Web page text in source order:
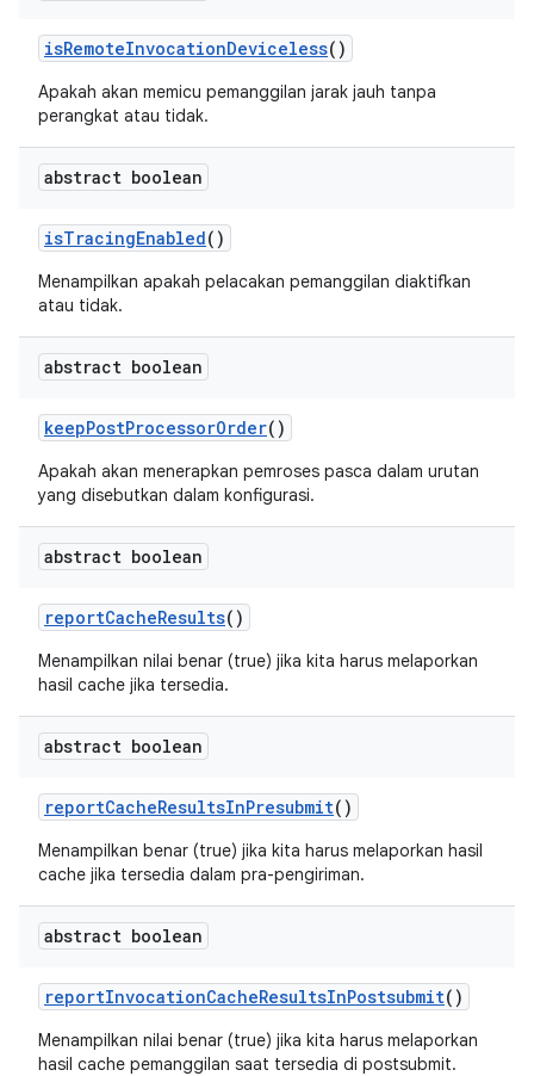
isRemoteInvocationDeviceless()
Apakah akan memicu pemanggilan jarak jauh tanpa
perangkat atau tidak.
abstract boolean
isTracingEnabled()
Menampilkan apakah pelacakan pemanggilan diaktifkan
atau tidak.
abstract boolean
keepPostProcessorOrder()
Apakah akan menerapkan pemroses pasca dalam urutan
yang disebutkan dalam konfigurasi.
abstract boolean
reportCacheResults()
Menampilkan nilai benar (true) jika kita harus melaporkan
hasil cache jika tersedia.
abstract boolean
reportCacheResultsInPresubmit()
Menampilkan benar (true) jika kita harus melaporkan hasil
cache jika tersedia dalam pra-pengiriman.
abstract boolean
reportInvocationCacheResultsInPostsubmit()
Menampilkan nilai benar (true) jika kita harus melaporkan
hasil cache pemanggilan saat tersedia di postsubmit.